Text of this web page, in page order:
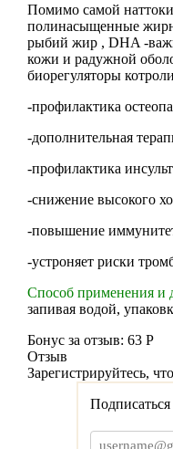
Помимо самой
полинасыщенные
рыбий жир , DHA -
кожи и радужной
биорегуляторы
-профилактика
-дополнительная
-профилактика
-снижение высокого
-повышение
-устроняет риски
Способ применения и
запивая водой,
Бонус за отзыв: 63 Р
Отзыв
Зарегистрируйтесь,